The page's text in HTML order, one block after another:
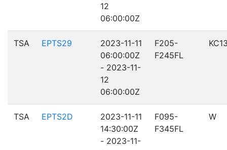
12
06:00:00Z
TSA EPTS29
2023-11-11
06:00:00Z
- 2023-11-
12
06:00:00Z
F205-
F245FL
TSA EPTS2D
2023-11-11
14:30:00Z
- 2023-11-
F095-
F345FL
W